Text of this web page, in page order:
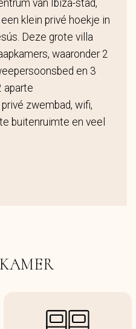
van Ibiza-stad,
klein privé hoekje in
Deze grote villa
waaronder 2
en 3
aparte
zwembad, wifi,
buitenruimte en veel